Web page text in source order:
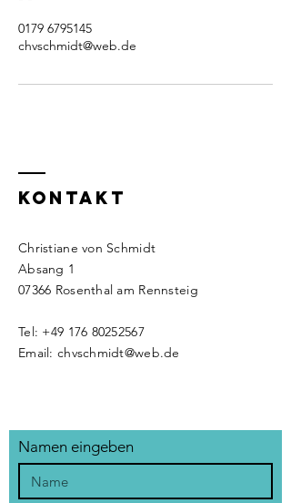
0179 6795145
chvschmidt@web.de
KONTAKT
Christiane von Schmidt
Absang 1
07366 Rosenthal am Rennsteig
Tel: +49 176 80252567
Email: chvschmidt@web.de
Namen eingeben